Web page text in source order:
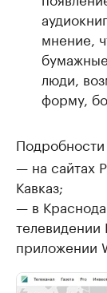
мнение,
люди,
форму,
— на сайтах
Кавказ;
— в
телевидении
приложении